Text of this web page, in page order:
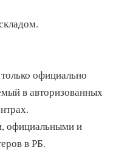
официально
в авторизованных
официальными и
в РБ.